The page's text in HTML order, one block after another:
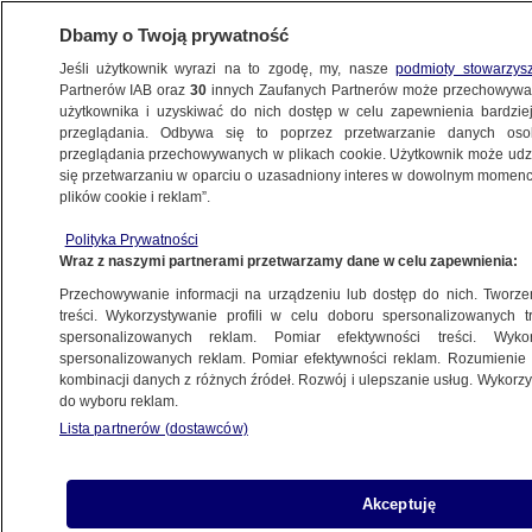
BIESZCZADY
"problematyczne" niedźwiedzie
Martyna Sokołowska
28.05.2026, 08:26
Posłuchaj artykułu
Czyta lektor AI
Dbamy o Twoją prywatność
Jeśli użytkownik wyrazi na to zgodę, my, naszepodmioty
Partnerów IAB oraz30 innych Zaufanych Partnerów może
użytkownika i uzyskiwać do nich dostęp w celu zapewnienia
przeglądania. Odbywa się to poprzez przetwarzanie danych
przeglądania przechowywanych w plikach cookie. Użytkownik może
się przetwarzaniu w oparciu o uzasadniony interes w dowolnym
plików cookie i reklam”.
Polityka Prywatności
Wraz z naszymi partnerami przetwarzamy dane w celu zapewnienia:
Przechowywanie informacji na urządzeniu lub dostęp do nich.
treści. Wykorzystywanie profili w celu doboru spersonalizowanych
spersonalizowanych reklam. Pomiar efektywności treści.
spersonalizowanych reklam. Pomiar efektywności reklam.
kombinacji danych z różnych źródeł. Rozwój i ulepszanie usług.
do wyboru reklam.
Lista partnerów (dostawców)
Akceptuję